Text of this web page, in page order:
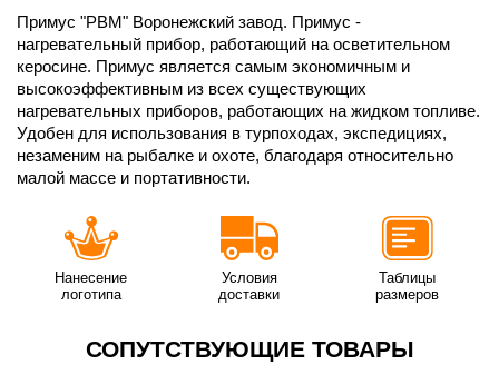
Примус "РВМ" Воронежский завод. Примус -
нагревательный прибор, работающий на осветительном
керосине. Примус является самым экономичным и
высокоэффективным из всех существующих
нагревательных приборов, работающих на жидком топливе.
Удобен для использования в турпоходах, экспедициях,
незаменим на рыбалке и охоте, благодаря относительно
малой массе и портативности.
Нанесение
логотипа
Условия
доставки
Таблицы
размеров
СОПУТСТВУЮЩИЕ ТОВАРЫ